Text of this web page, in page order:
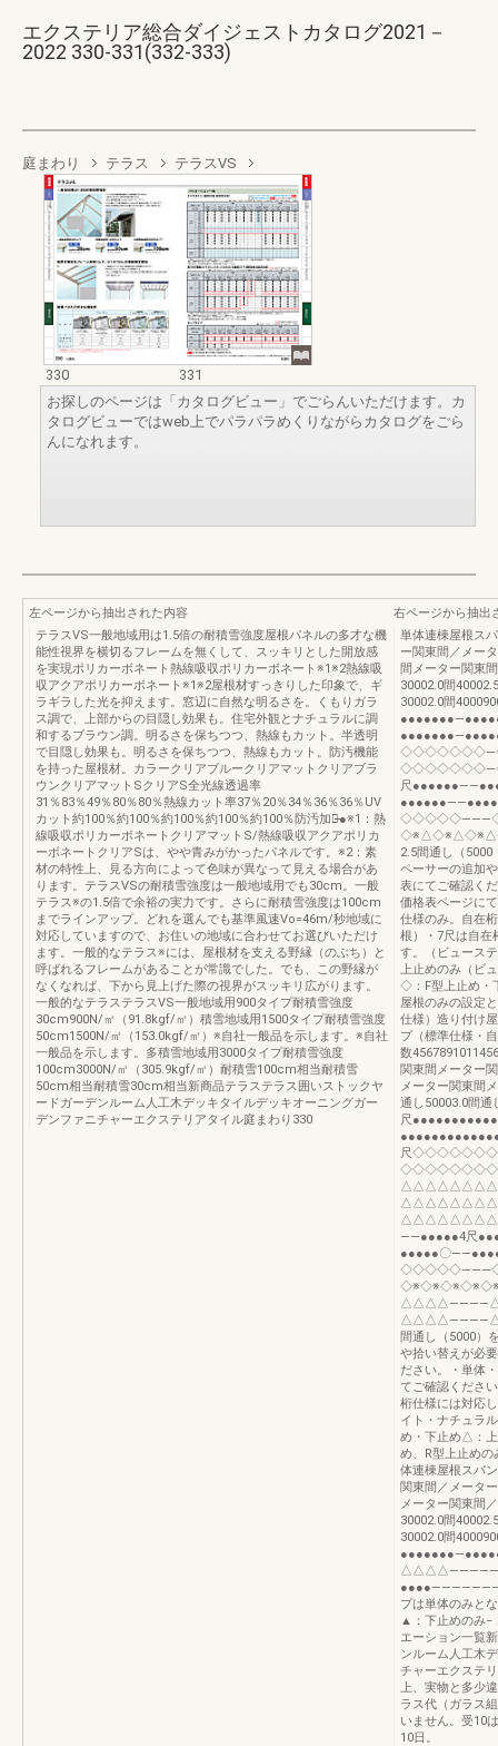
エクステリア総合ダイジェストカタログ2021－
2022 330-331(332-333)
庭まわり テラス テラスVS
330
331
お探しのページは「カタログビュー」でごらんいただけます。カ
タログビューではweb上でパラパラめくりながらカタログをごら
んになれます。
左ページから抽出された内容
テラスVS一般地域用は1.5倍の耐積雪強度屋根パネルの多才な機
能性視界を横切るフレームを無くして、スッキリとした開放感
を実現ポリカーボネート熱線吸収ポリカーボネート※1※2熱線吸
収アクアポリカーボネート※1※2屋根材すっきりした印象で、ギ
ラギラした光を抑えます。窓辺に自然な明るさを。くもりガラ
ス調で、上部からの目隠し効果も。住宅外観とナチュラルに調
和するブラウン調。明るさを保ちつつ、熱線もカット。半透明
で目隠し効果も。明るさを保ちつつ、熱線もカット。防汚機能
を持った屋根材。カラークリアブルークリアマットクリアブラ
ウンクリアマットSクリアS全光線透過率
31％83％49％80％80％熱線カット率37％20％34％36％36％UV
カット約100％約100％約100％約100％約100％防汚加工̶̶̶̶●※1：熱
線吸収ポリカーボネートクリアマットS/熱線吸収アクアポリカ
ーボネートクリアSは、やや青みがかったパネルです。※2：素
材の特性上、見る方向によって色味が異なって見える場合があ
ります。テラスVSの耐積雪強度は一般地域用でも30cm。一般
テラス※の1.5倍で余裕の実力です。さらに耐積雪強度は100cm
までラインアップ。どれを選んでも基準風速Vo=46m/秒地域に
対応していますので、お住いの地域に合わせてお選びいただけ
ます。一般的なテラス※には、屋根材を支える野縁（のぶち）と
呼ばれるフレームがあることが常識でした。でも、この野縁が
なくなれば、下から見上げた際の視界がスッキリ広がります。
一般的なテラステラスVS一般地域用900タイプ耐積雪強度
30cm900N/㎡（91.8kgf/㎡）積雪地域用1500タイプ耐積雪強度
50cm1500N/㎡（153.0kgf/㎡）※自社一般品を示します。※自社
一般品を示します。多積雪地域用3000タイプ耐積雪強度
100cm3000N/㎡（305.9kgf/㎡）耐積雪100cm相当耐積雪
50cm相当耐積雪30cm相当新商品テラステラス囲いストックヤ
ードガーデンルーム人工木デッキタイルデッキオーニングガー
デンファニチャーエクステリアタイル庭まわり330
右ページから抽出
単体連棟屋根ス
ー関東間／メー
間メーター関東
30002.0間
30002.0間
尺
2.5間通し（5000
ペーサーの追加
表にてご確認く
価格表ページに
仕様のみ。自在
根）・7尺は自在
す。（ビュース
上止めのみ（ビ
◇：F型上止め・
屋根のみの設定
仕様）造り付け
プ（標準仕様・
数
関東間メーター
メーター関東間
通し50003.0間通
尺
尺
――●●●●●4尺
●●●●●〇
間通し（5000）
や拾い替えが必
ださい。・単体
てご確認くださ
桁仕様には対応
イト・ナチュラ
め・下止め△：
め、R型上止め
体連棟屋根スパ
関東間／メータ
メーター関東間
30002.0間
30002.0間
プは単体のみと
▲：下止めのみ−
エーション一覧
ンルーム人工木
チャーエクステ
上、実物と多少
ラス代（ガラス
いません。受10
10日。